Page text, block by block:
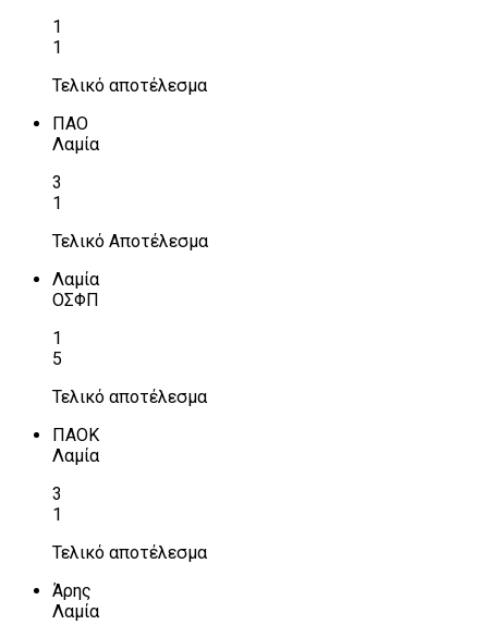
1
1
Τελικό αποτέλεσμα
ΠΑΟ
Λαμία
3
1
Τελικό Αποτέλεσμα
Λαμία
ΟΣΦΠ
1
5
Τελικό αποτέλεσμα
ΠΑΟΚ
Λαμία
3
1
Τελικό αποτέλεσμα
Άρης
Λαμία